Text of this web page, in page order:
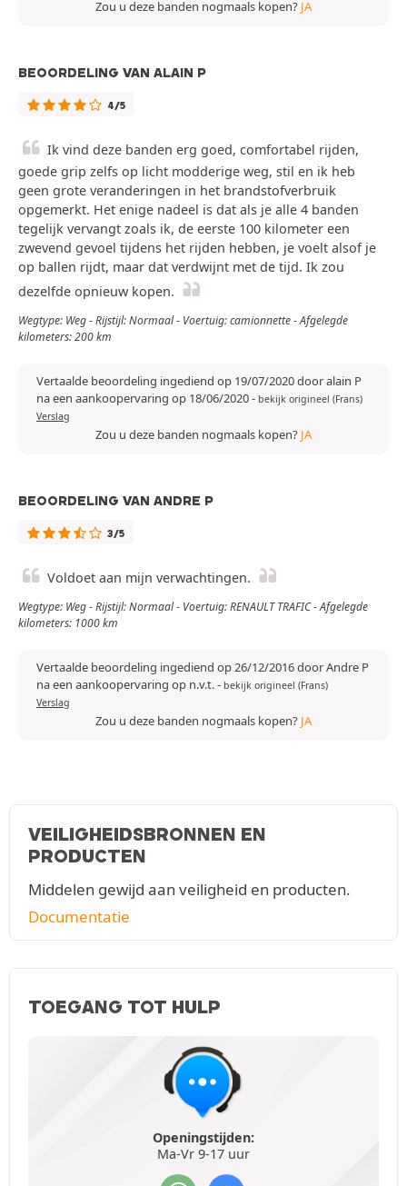
Zou u deze banden nogmaals kopen? JA
BEOORDELING VAN ALAIN P
4/5
Ik vind deze banden erg goed, comfortabel rijden,
goede grip zelfs op licht modderige weg, stil en ik heb
geen grote veranderingen in het brandstofverbruik
opgemerkt. Het enige nadeel is dat als je alle 4 banden
tegelijk vervangt zoals ik, de eerste 100 kilometer een
zwevend gevoel tijdens het rijden hebben, je voelt alsof je
op ballen rijdt, maar dat verdwijnt met de tijd. Ik zou
dezelfde opnieuw kopen.
Wegtype: Weg - Rijstijl: Normaal - Voertuig: camionnette - Afgelegde
kilometers: 200 km
Vertaalde beoordeling ingediend op 19/07/2020 door alain P
na een aankoopervaring op 18/06/2020- bekijk origineel (Frans)
Verslag
Zou u deze banden nogmaals kopen? JA
BEOORDELING VAN ANDRE P
3/5
Voldoet aan mijn verwachtingen.
Wegtype: Weg - Rijstijl: Normaal - Voertuig: RENAULT TRAFIC - Afgelegde
kilometers: 1000 km
Vertaalde beoordeling ingediend op 26/12/2016 door Andre P
na een aankoopervaring op n.v.t.- bekijk origineel (Frans)
Verslag
Zou u deze banden nogmaals kopen? JA
VEILIGHEIDSBRONNEN EN
PRODUCTEN
Middelen gewijd aan veiligheid en producten.
Documentatie
TOEGANG TOT HULP
Openingstijden:
Ma-Vr 9-17 uur